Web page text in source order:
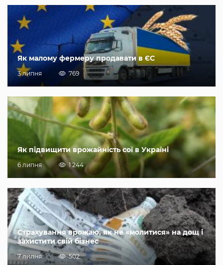
Як малому фермеру продавати в ЄС
3 липня 769
Як підвищити врожайність сої в Україні
6 липня 1 244
Страхування врожаю, як не «молитися» на дощ і
захистити свій бізнес
7 липня 502